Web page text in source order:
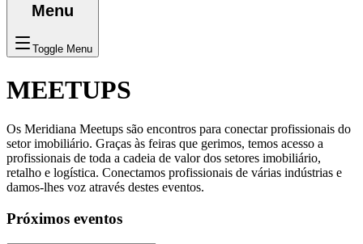
Menu
Toggle Menu
MEETUPS
Os Meridiana Meetups são encontros para conectar profissionais do
setor imobiliário. Graças às feiras que gerimos, temos acesso a
profissionais de toda a cadeia de valor dos setores imobiliário,
retalho e logística. Conectamos profissionais de várias indústrias e
damos-lhes voz através destes eventos.
Próximos eventos